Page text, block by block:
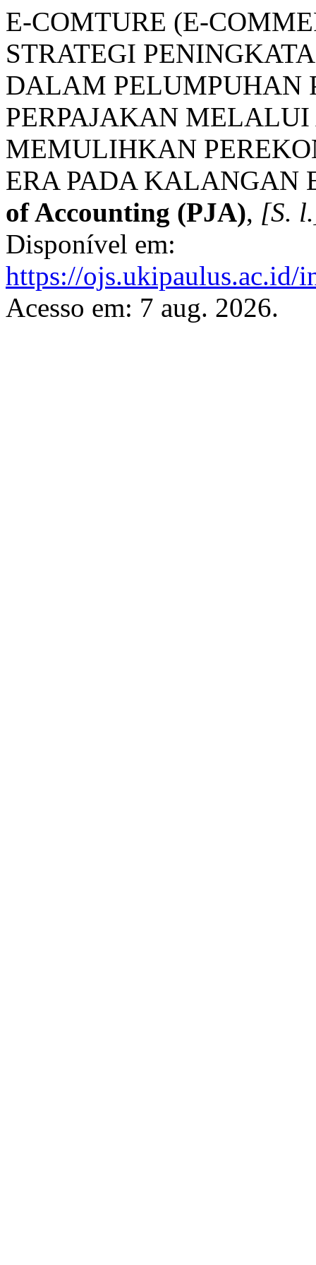
E-COMTURE (E-
STRATEGI
DALAM PELUMPUHAN
PERPAJAKAN
MEMULIHKAN
ERA PADA KALANGAN
of Accounting (PJA), [S.
Disponível em:
https://ojs.ukipaulus.ac.id/
Acesso em: 7 aug. 2026.